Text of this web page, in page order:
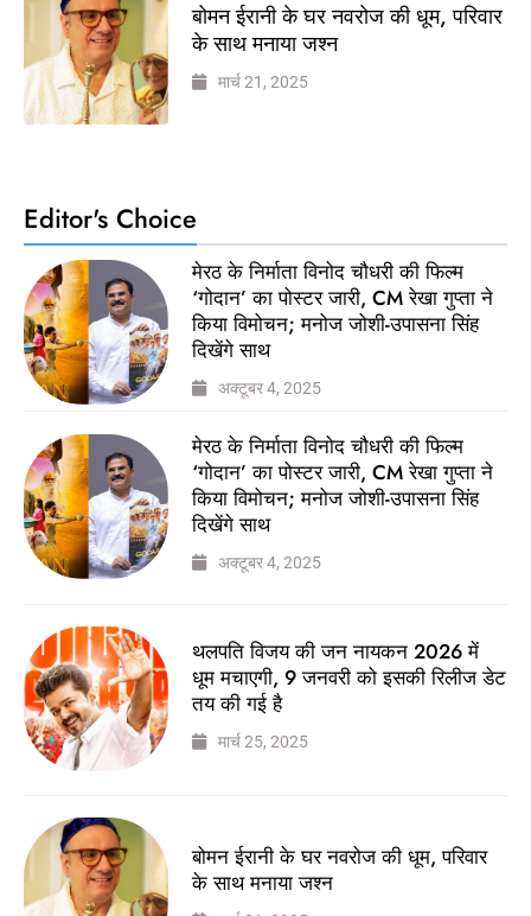
बोमन ईरानी के घर नवरोज की धूम, परिवार
के साथ मनाया जश्न
मार्च 21, 2025
Editor's Choice
मेरठ के निर्माता विनोद चौधरी की फिल्म
‘गोदान’ का पोस्टर जारी, CM रेखा गुप्ता ने
किया विमोचन; मनोज जोशी-उपासना सिंह
दिखेंगे साथ
अक्टूबर 4, 2025
मेरठ के निर्माता विनोद चौधरी की फिल्म
‘गोदान’ का पोस्टर जारी, CM रेखा गुप्ता ने
किया विमोचन; मनोज जोशी-उपासना सिंह
दिखेंगे साथ
अक्टूबर 4, 2025
थलपति विजय की जन नायकन 2026 में
धूम मचाएगी, 9 जनवरी को इसकी रिलीज डेट
तय की गई है
मार्च 25, 2025
बोमन ईरानी के घर नवरोज की धूम, परिवार
के साथ मनाया जश्न